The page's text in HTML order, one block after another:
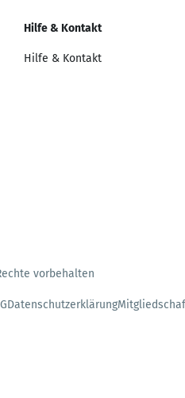
Hilfe & Kontakt
Hilfe & Kontakt
vorbehalten
Datenschutzerklärung